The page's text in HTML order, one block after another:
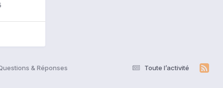
Toute l’activité
& Réponses